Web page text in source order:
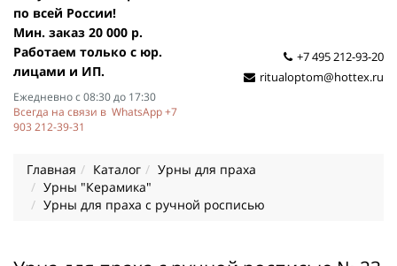
по всей России!
Мин. заказ 20 000 р.
Работаем только с юр.
лицами и ИП.
Ежедневно с 08:30 до 17:30
Всегда на связи в WhatsApp +7
903 212-39-31
+7 495 212-93-20
ritualoptom@hottex.ru
Главная Каталог
Урны для праха
Урны "Керамика"
Урны для праха с ручной росписью